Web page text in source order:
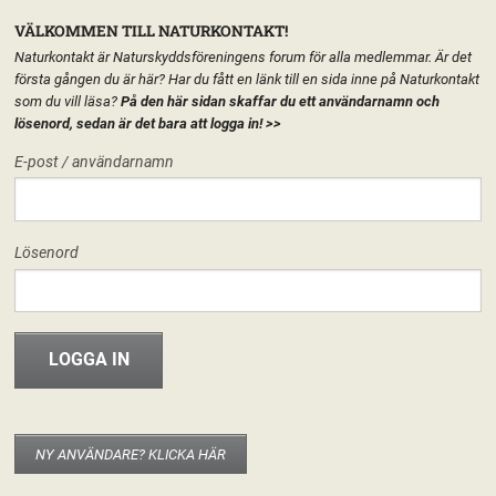
FORUM
FÖRENINGEN
SJ
VÄLKOMMEN TILL NATURKONTAKT!
Naturkontakt är Naturskyddsföreningens forum för alla medlemmar. Är det
första gången du är här? Har du fått en länk till en sida inne på Naturkontakt
som du vill läsa? På den här sidan skaffar du ett användarnamn och
lösenord, sedan är det bara att logga in!>>
E-post / användarnamn
Lösenord
NY ANVÄNDARE? KLICKA HÄR